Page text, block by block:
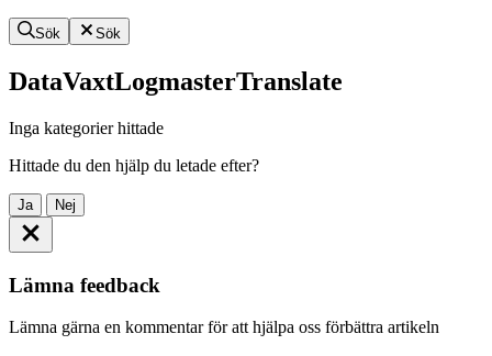
Sök Sök
DataVaxtLogmasterTranslate
Inga kategorier hittade
Hittade du den hjälp du letade efter?
Ja Nej
Lämna feedback
Lämna gärna en kommentar för att hjälpa oss förbättra artikeln